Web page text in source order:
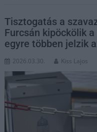
Tisztogatás a
Furcsán kipöckölik
egyre többen jelzik
2026.03.30. Kiss Lajos